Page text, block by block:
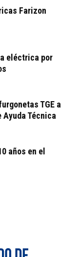
Farizon
eléctrica por
TGE a
Ayuda Técnica
años en el